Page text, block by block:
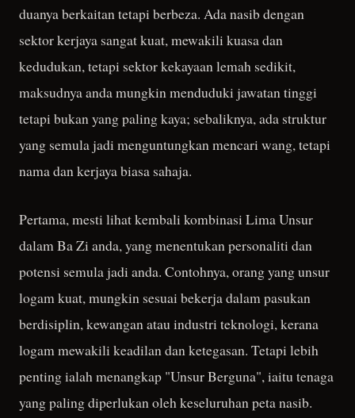
duanya berkaitan tetapi berbeza. Ada nasib dengan
sektor kerjaya sangat kuat, mewakili kuasa dan
kedudukan, tetapi sektor kekayaan lemah sedikit,
maksudnya anda mungkin menduduki jawatan tinggi
tetapi bukan yang paling kaya; sebaliknya, ada struktur
yang semula jadi menguntungkan mencari wang, tetapi
nama dan kerjaya biasa sahaja.
Pertama, mesti lihat kembali kombinasi Lima Unsur
dalam Ba Zi anda, yang menentukan personaliti dan
potensi semula jadi anda. Contohnya, orang yang unsur
logam kuat, mungkin sesuai bekerja dalam pasukan
berdisiplin, kewangan atau industri teknologi, kerana
logam mewakili keadilan dan ketegasan. Tetapi lebih
penting ialah menangkap "Unsur Berguna", iaitu tenaga
yang paling diperlukan oleh keseluruhan peta nasib.